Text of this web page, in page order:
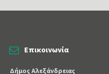
Επικοινωνία
Δήμος Αλεξάνδρειας